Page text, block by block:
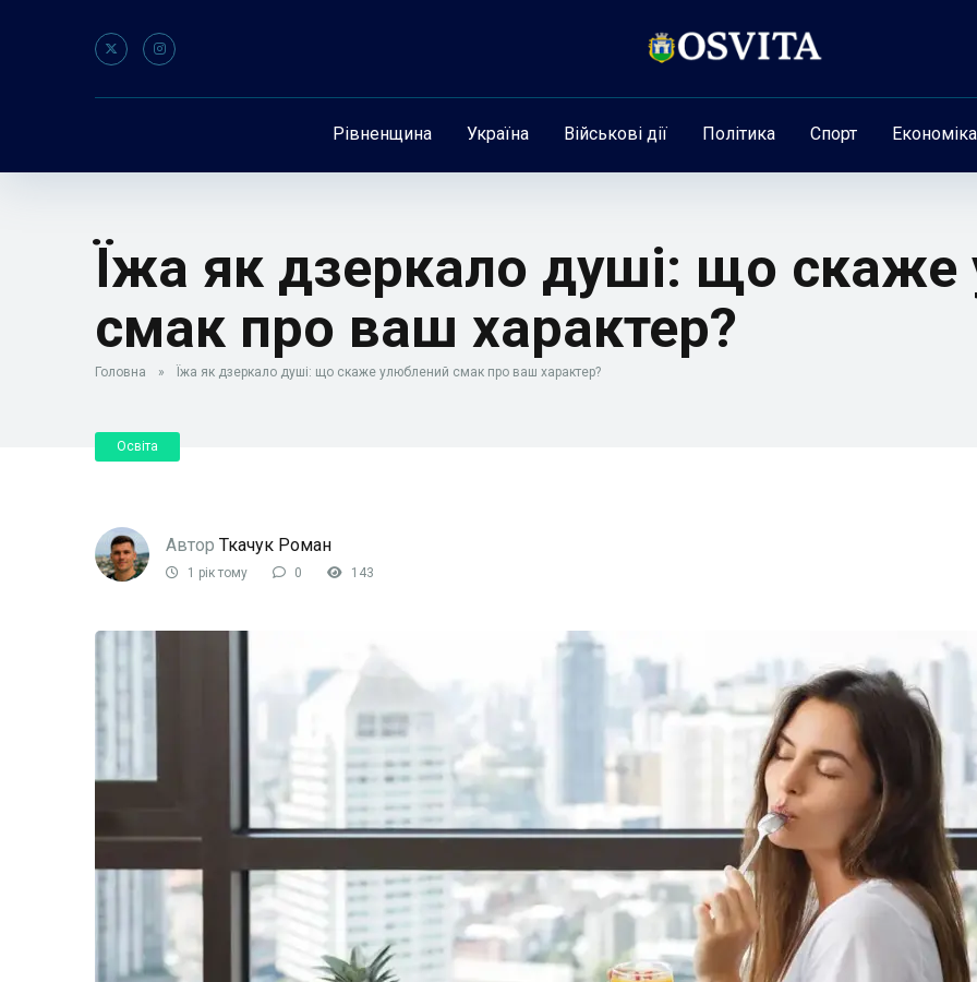
Рівненщина Україна Військові дії Політика Спорт Економіка
Їжа як дзеркало душі: що скаже
смак про ваш характер?
Головна » Їжа як дзеркало душі: що скаже улюблений смак про ваш характер?
Освіта
Автор Ткачук Роман
1 рік тому 0 143